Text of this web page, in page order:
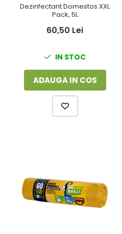
Dezinfectant Domestos XXL
Pack, 5L
60,50 Lei
IN STOC
ADAUGA IN COS